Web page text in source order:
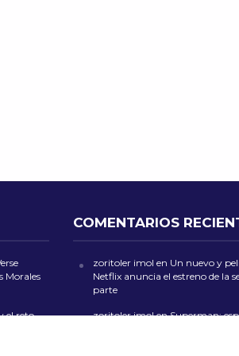
Morales
el reto
COMENTARIOS
zoritoler imol en Un nuevo y
Netflix anuncia el estreno de la
parte
zoritoler imolenSuperman: